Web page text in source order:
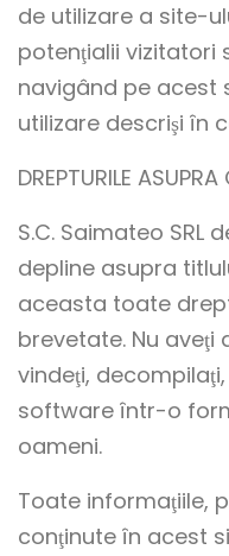
de utilizare a site-
potenţialii vizitatori
navigând pe acest
utilizare descrişi în
DREPTURILE
S.C. Saimateo SRL
depline asupra
aceasta toate
brevetate. Nu aveţi
vindeţi,
software într-o
oameni.
Toate informaţiile,
conţinute în acest